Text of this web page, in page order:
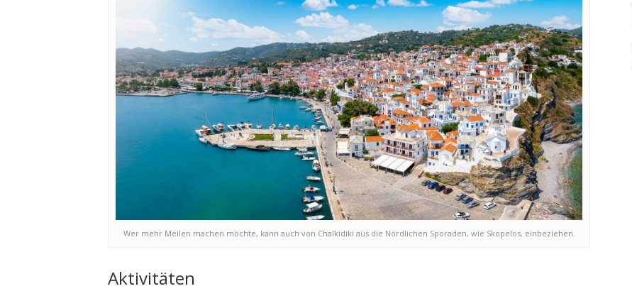
Wer mehr Meilen machen möchte, kann auch von Chalkidiki aus die Nördlichen Sporaden, wie Skopelos, einbeziehen.
Aktivitäten